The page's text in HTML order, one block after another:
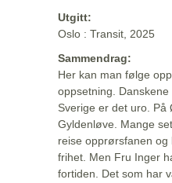
Utgitt:
Oslo : Transit, 2025
Sammendrag:
Her kan man følge
oppsetning.
Sverige er det uro.
Gyldenløve. Mange
reise opprørsfanen og
frihet. Men Fru Inger
fortiden. Det som har